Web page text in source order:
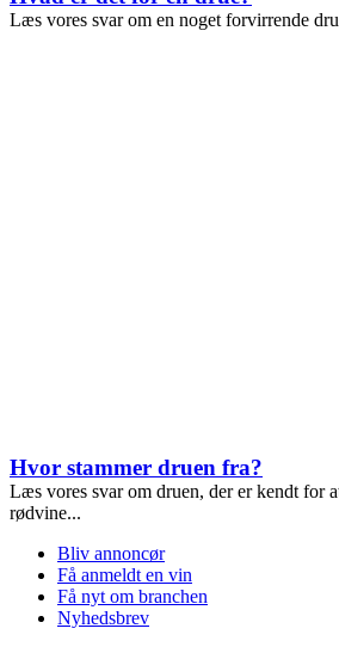
Læs vores svar om en noget forvirrende
Hvor stammer druen fra?
Læs vores svar om druen, der er kendt for
rødvine...
Bliv annoncør
Få anmeldt en vin
Få nyt om branchen
Nyhedsbrev